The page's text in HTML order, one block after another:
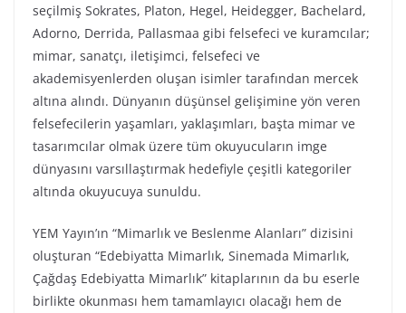
seçilmiş Sokrates, Platon, Hegel, Heidegger, Bachelard,
Adorno, Derrida, Pallasmaa gibi felsefeci ve kuramcılar;
mimar, sanatçı, iletişimci, felsefeci ve
akademisyenlerden oluşan isimler tarafından mercek
altına alındı. Dünyanın düşünsel gelişimine yön veren
felsefecilerin yaşamları, yaklaşımları, başta mimar ve
tasarımcılar olmak üzere tüm okuyucuların imge
dünyasını varsıllaştırmak hedefiyle çeşitli kategoriler
altında okuyucuya sunuldu.
YEM Yayın’ın “Mimarlık ve Beslenme Alanları” dizisini
oluşturan “Edebiyatta Mimarlık, Sinemada Mimarlık,
Çağdaş Edebiyatta Mimarlık” kitaplarının da bu eserle
birlikte okunması hem tamamlayıcı olacağı hem de